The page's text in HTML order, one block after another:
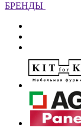
БРЕНДЫ